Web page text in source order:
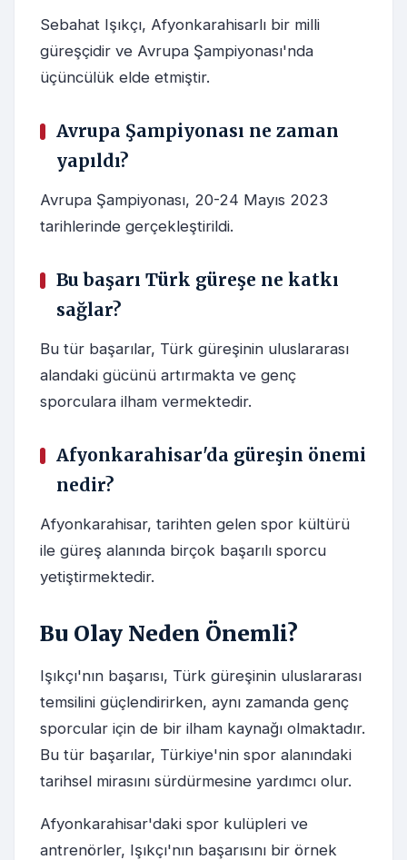
Sebahat Işıkçı, Afyonkarahisarlı bir milli
güreşçidir ve Avrupa Şampiyonası'nda
üçüncülük elde etmiştir.
Avrupa Şampiyonası ne zaman
yapıldı?
Avrupa Şampiyonası, 20-24 Mayıs 2023
tarihlerinde gerçekleştirildi.
Bu başarı Türk güreşe ne katkı
sağlar?
Bu tür başarılar, Türk güreşinin uluslararası
alandaki gücünü artırmakta ve genç
sporculara ilham vermektedir.
Afyonkarahisar'da güreşin önemi
nedir?
Afyonkarahisar, tarihten gelen spor kültürü
ile güreş alanında birçok başarılı sporcu
yetiştirmektedir.
Bu Olay Neden Önemli?
Işıkçı'nın başarısı, Türk güreşinin uluslararası
temsilini güçlendirirken, aynı zamanda genç
sporcular için de bir ilham kaynağı olmaktadır.
Bu tür başarılar, Türkiye'nin spor alanındaki
tarihsel mirasını sürdürmesine yardımcı olur.
Afyonkarahisar'daki spor kulüpleri ve
antrenörler, Işıkçı'nın başarısını bir örnek